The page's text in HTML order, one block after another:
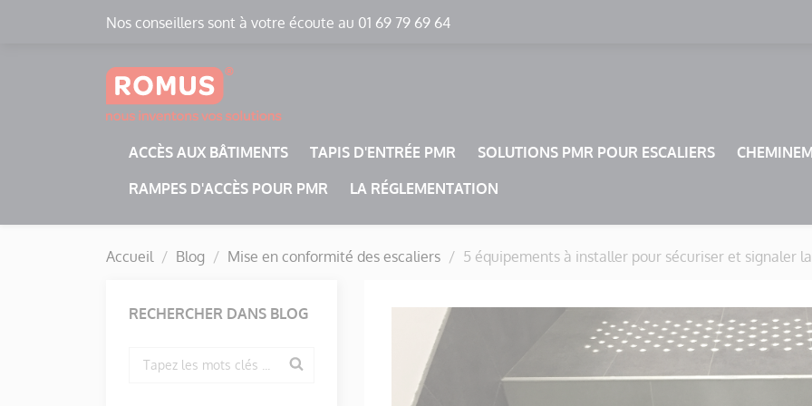
Nos conseillers sont à votre écoute au 01 69 79 69 64
ACCÈS AUX BÂTIMENTS TAPIS D'ENTRÉE PMR SOLUTIONS PMR POUR ESCALIERS
RAMPES D'ACCÈS POUR PMR
LA RÉGLEMENTATION
Accueil Blog Mise en conformité des escaliers 5 équipements à installer pour sécuriser et signaler la
RECHERCHER DANS BLOG